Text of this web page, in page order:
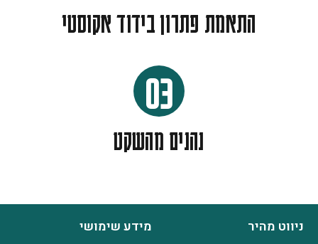
התאמת פתרון בידוד אקוסטי
03
נהנים מהשקט
ניווט מהיר מידע שימושי